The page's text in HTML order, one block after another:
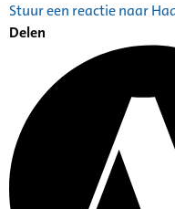
Stuur een reactie naar
Delen